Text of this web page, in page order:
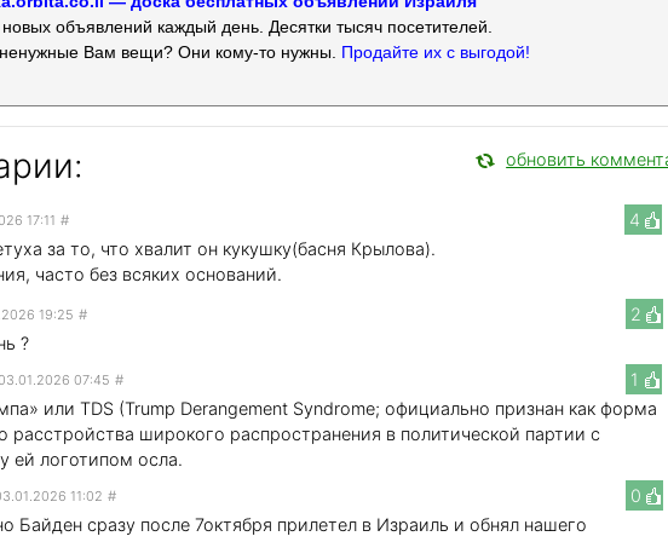
объявлений каждый день. Десятки тысяч посетителей.
ненужные Вам вещи? Они кому-то нужны. Продайте их с выгодой!
обновить
4
17:11 #
за то, что хвалит он кукушку(басня Крылова).
часто без всяких оснований.
2
19:25 #
?
1
07:45 #
или TDS (Trump Derangement Syndrome; официально признан как форма
расстройства широкого распространения в политической партии с
ей логотипом осла.
0
11:02 #
Байден сразу после 7октября прилетел в Израиль и обнял нашего